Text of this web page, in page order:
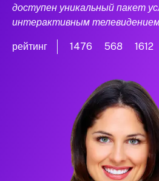
доступен уникальный пакет
интерактивным
рейтинг 1476 568 1612